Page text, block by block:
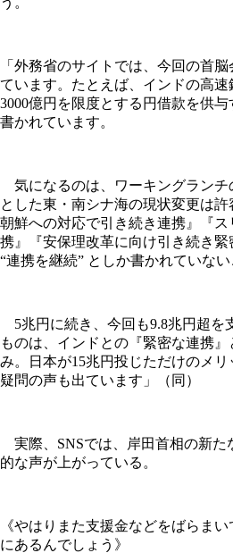
「外務省のサイトでは、今回の首
ています。たとえば、インドの高
3000億円を限度とする円借款を供
書かれています。
気になるのは、ワーキングランチ
とした東・南シナ海の現状変更は
朝鮮への対応で引き続き連携』『
携』『安保理改革に向け引き続き緊
“連携を継続” としか書かれていない
5兆円に続き、今回も9.8兆円超を
ものは、インドとの『緊密な連携
み。日本が15兆円投じただけのメリ
疑問の声も出ています」（同）
実際、SNSでは、岸田首相の新た
的な声が上がっている。
《やはりまた支援金などをばらま
にあるんでしょう》